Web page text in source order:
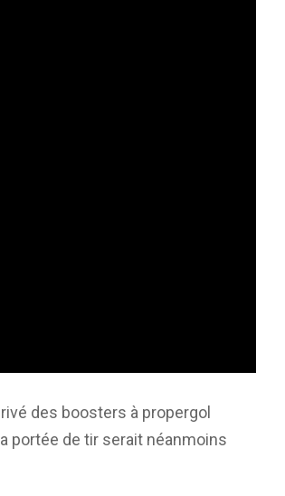
des boosters à propergol
portée de tir serait néanmoins